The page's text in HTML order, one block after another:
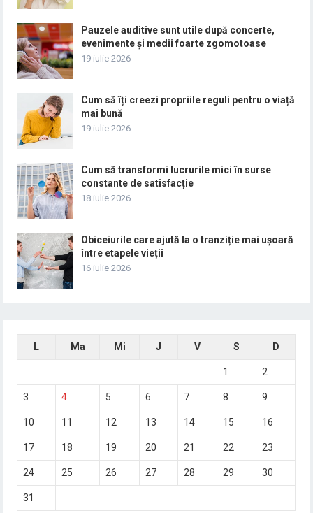
Pauzele auditive sunt utile după concerte,
evenimente și medii foarte zgomotoase
19 iulie 2026
Cum să îți creezi propriile reguli pentru o viață
mai bună
19 iulie 2026
Cum să transformi lucrurile mici în surse
constante de satisfacție
18 iulie 2026
Obiceiurile care ajută la o tranziție mai ușoară
între etapele vieții
16 iulie 2026
L Ma Mi J V S D
1 2
3 4 5 6 7 8 9
10 11 12 13 14 15 16
17 18 19 20 21 22 23
24 25 26 27 28 29 30
31